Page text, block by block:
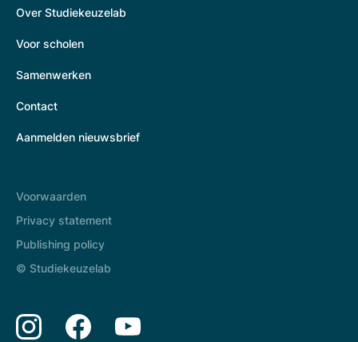
Over Studiekeuzelab
Voor scholen
Samenwerken
Contact
Aanmelden nieuwsbrief
Voorwaarden
Privacy statement
Publishing policy
© Studiekeuzelab